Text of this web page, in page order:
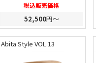
税込販売価格
52,500円～
Abita Style VOL.13